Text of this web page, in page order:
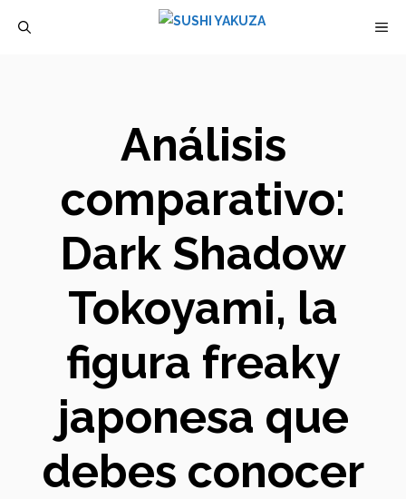
Análisis
comparativo:
Dark Shadow
Tokoyami, la
figura freaky
japonesa que
debes conocer